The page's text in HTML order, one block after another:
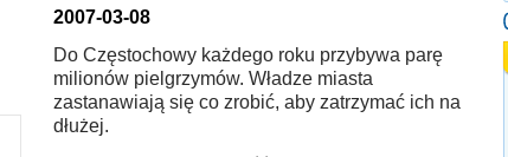
2007-03-08
Do Częstochowy każdego roku przybywa parę
milionów pielgrzymów. Władze miasta
zastanawiają się co zrobić, aby zatrzymać ich na
dłużej.